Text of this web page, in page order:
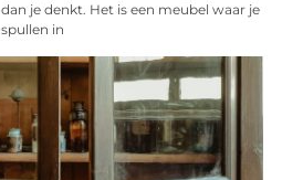
dan je denkt. Het is een meubel waar je
spullen in